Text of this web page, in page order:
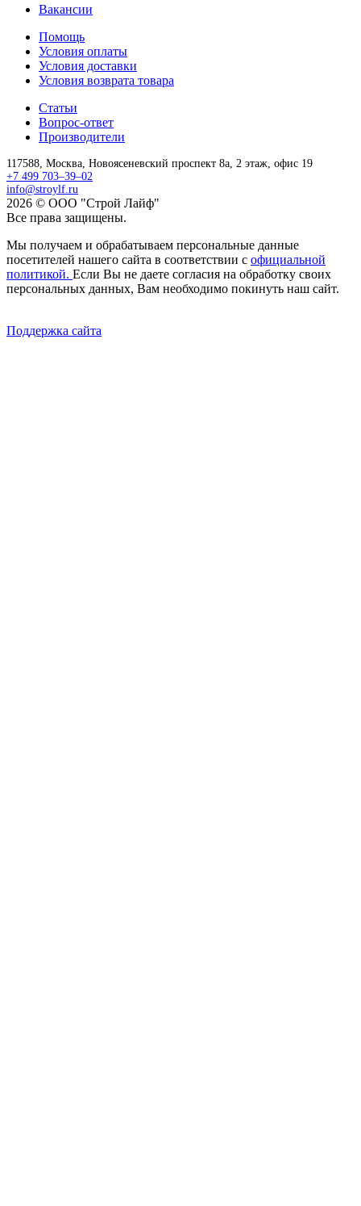
Вакансии
Помощь
Условия оплаты
Условия доставки
Условия возврата товара
Статьи
Вопрос-ответ
Производители
117588, Москва, Новоясеневский проспект 8а, 2 этаж, офис 19
+7 499 703–39–02
info@stroylf.ru
2026 © ООО "Строй Лайф"
Все права защищены.
Мы получаем и обрабатываем персональные данные
посетителей нашего сайта в соответствии с официальной
политикой. Если Вы не даете согласия на обработку своих
персональных данных, Вам необходимо покинуть наш сайт.
Поддержка сайта